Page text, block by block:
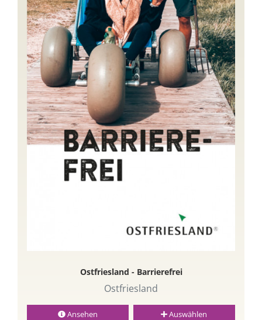
Ostfriesland - Barrierefrei
Ostfriesland
Ansehen Auswählen